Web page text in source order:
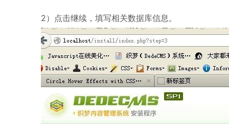
2）点击继续，填写相关数据库信息。